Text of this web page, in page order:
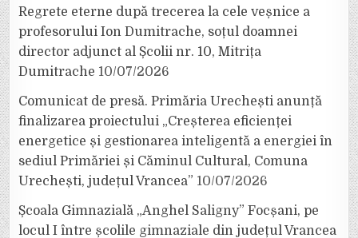
Regrete eterne după trecerea la cele veșnice a
profesorului Ion Dumitrache, soțul doamnei
director adjunct al Școlii nr. 10, Mitrița
Dumitrache 10/07/2026
Comunicat de presă. Primăria Urechești anunță
finalizarea proiectului „Creșterea eficienței
energetice și gestionarea inteligentă a energiei în
sediul Primăriei și Căminul Cultural, Comuna
Urechești, județul Vrancea” 10/07/2026
Școala Gimnazială „Anghel Saligny” Focșani, pe
locul I între școlile gimnaziale din județul Vrancea